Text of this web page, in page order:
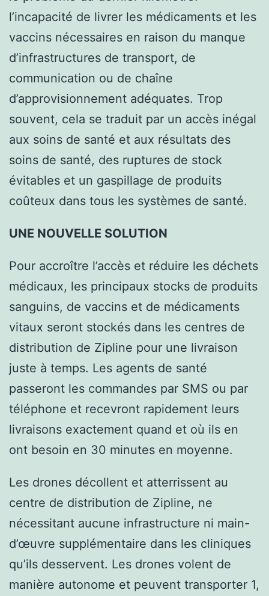
l’incapacité de livrer les médicaments et les
vaccins nécessaires en raison du manque
d’infrastructures de transport, de
communication ou de chaîne
d’approvisionnement adéquates. Trop
souvent, cela se traduit par un accès inégal
aux soins de santé et aux résultats des
soins de santé, des ruptures de stock
évitables et un gaspillage de produits
coûteux dans tous les systèmes de santé.
UNE NOUVELLE SOLUTION
Pour accroître l’accès et réduire les déchets
médicaux, les principaux stocks de produits
sanguins, de vaccins et de médicaments
vitaux seront stockés dans les centres de
distribution de Zipline pour une livraison
juste à temps. Les agents de santé
passeront les commandes par SMS ou par
téléphone et recevront rapidement leurs
livraisons exactement quand et où ils en
ont besoin en 30 minutes en moyenne.
Les drones décollent et atterrissent au
centre de distribution de Zipline, ne
nécessitant aucune infrastructure ni main-
d’œuvre supplémentaire dans les cliniques
qu’ils desservent. Les drones volent de
manière autonome et peuvent transporter 1,